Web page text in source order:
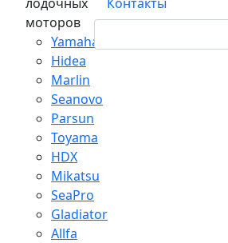
моторов
Yamaha
Hidea
Marlin
Seanovo
Parsun
Toyama
HDX
Mikatsu
SeaPro
Gladiator
Allfa